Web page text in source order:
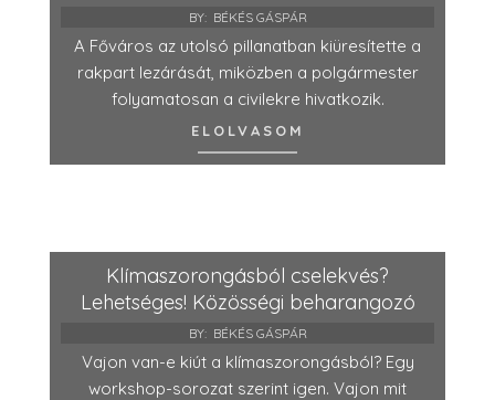
BY: BÉKÉS GÁSPÁR
A Főváros az utolsó pillanatban kiüresítette a
rakpart lezárását, miközben a polgármester
folyamatosan a civilekre hivatkozik.
ELOLVASOM
Klímaszorongásból cselekvés?
Lehetséges! Közösségi beharangozó
BY: BÉKÉS GÁSPÁR
Vajon van-e kiút a klímaszorongásból? Egy
workshop-sorozat szerint igen. Vajon mit